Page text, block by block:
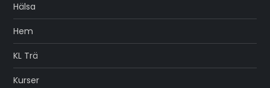
Hälsa
Hem
KL Trä
Kurser